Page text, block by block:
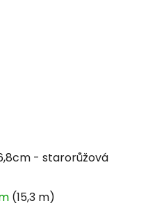
- starorůžová
(15,3 m)